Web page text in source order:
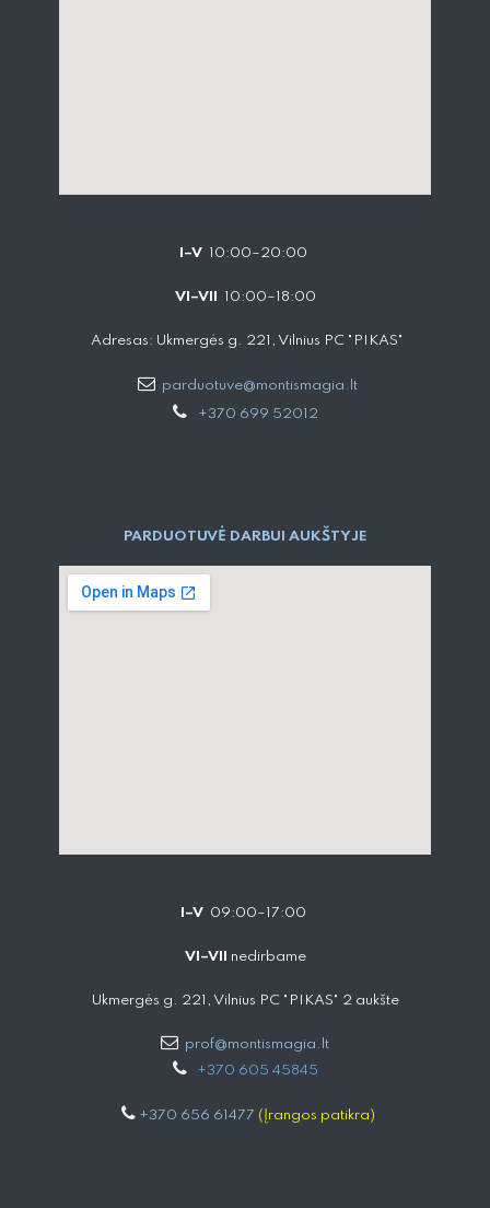
I–V 10:00–20:00
VI–VII 10:00–18:00
Adresas: Ukmergės g. 221, Vilnius PC "PIKAS"
parduotuve@montismagia.lt
+370 699 52012
PARDUOTUVĖ DARBUI AUKŠTYJE
I–V 09:00–17:00
VI–VII nedirbame
Ukmergės g. 221, Vilnius PC "PIKAS" 2 aukšte
prof@montismagia.lt
+370 605 4584​5
+370 656 61477 (Įrangos patikra)